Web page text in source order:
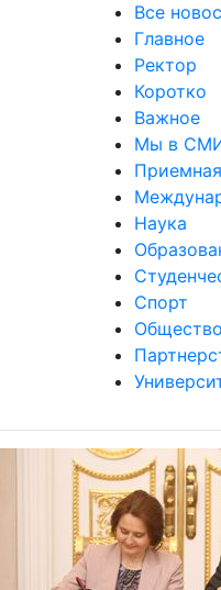
Все
Главное
Ректор
Коротко
Важное
Мы в
Наука
Спорт
Общество